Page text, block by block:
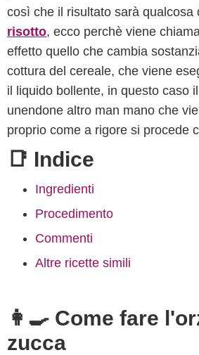
così che il risultato sarà qualcosa
risotto, ecco perchè viene
effetto quello che cambia
cottura del cereale, che viene
il liquido bollente, in questo caso
unendone altro man mano che
proprio come a rigore si procede
📑 Indice
Ingredienti
Procedimento
Commenti
Altre ricette simili
👩‍🍳 Come fare
zucca